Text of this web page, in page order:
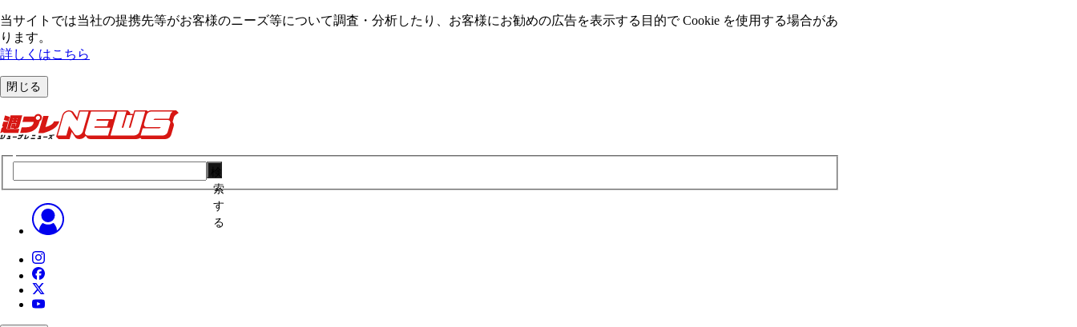
当サイトでは当社の提携先等がお客様のニーズ等について調査・分析したり、お客様にお勧めの広告を表⽰する⽬的で Cookie を使⽤する場合があ
ります。
詳しくはこちら
閉じる
索
す
る